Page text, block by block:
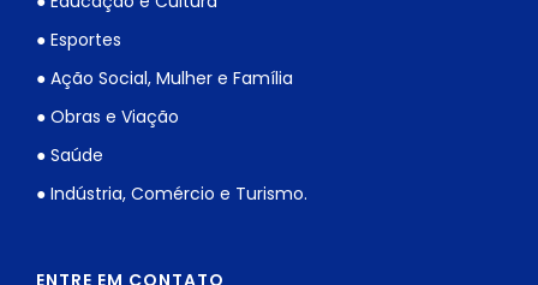
● Esportes
● Ação Social, Mulher e Família
● Obras e Viação
● Saúde
● Indústria, Comércio e Turismo.